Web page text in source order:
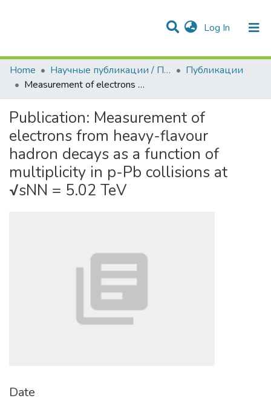
Log In (current)
Statistics
Communities & Collections
All of DSpace
Home
Научные публикации / Препринты
Публикации
Measurement of electrons from heavy-flavour hadron decays as a function of multiplicity in p-Pb collisions at √sNN = 5.02 TeV
Publication: Measurement of
electrons from heavy-flavour
hadron decays as a function of
multiplicity in p-Pb collisions at
√sNN = 5.02 TeV
Date